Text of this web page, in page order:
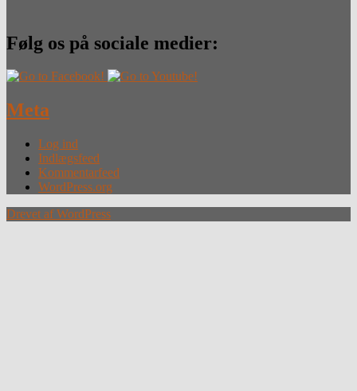
Følg os på sociale medier:
Meta
Log ind
Indlægsfeed
Kommentarfeed
WordPress.org
Drevet af WordPress